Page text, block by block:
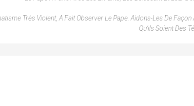
Très Violent, A Fait Observer Le Pape. Aidons-Les De Façon
Qu’ils Soient Des